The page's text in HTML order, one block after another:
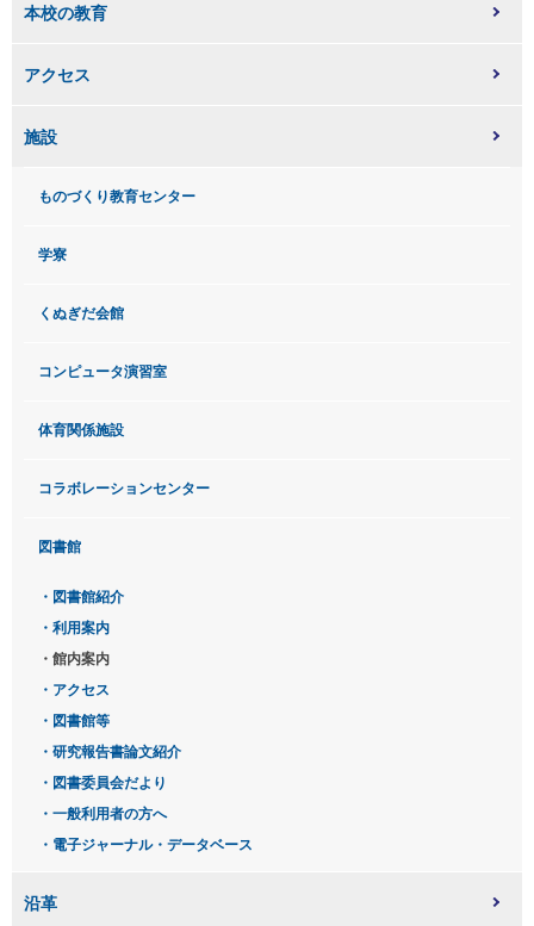
本校の教育
アクセス
施設
ものづくり教育センター
学寮
くぬぎだ会館
コンピュータ演習室
体育関係施設
コラボレーションセンター
図書館
図書館紹介
利用案内
館内案内
アクセス
図書館等
研究報告書論文紹介
図書委員会だより
一般利用者の方へ
電子ジャーナル・データベース
沿革